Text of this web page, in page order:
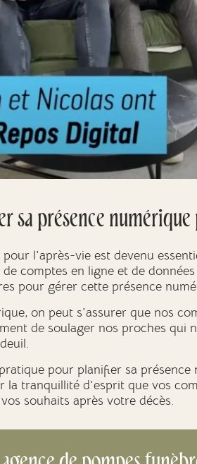
sa présence
l'après-vie est devenu
comptes en ligne et de
pour gérer cette présence
on peut s'assurer que nos
de soulager nos proches qui
pour planifier sa
la tranquillité d'esprit que vos
souhaits après votre décès.